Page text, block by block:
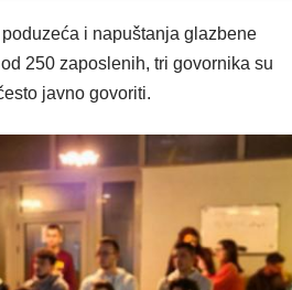
i napuštanja glazbene
250 zaposlenih, tri govornika su
javno govoriti.